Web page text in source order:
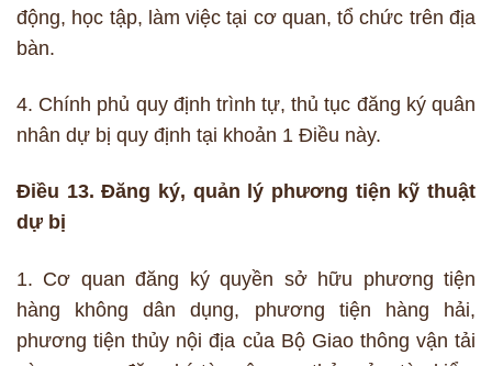
động, học tập, làm việc tại cơ quan, tổ chức trên địa
bàn.
4. Chính phủ quy định trình tự, thủ tục đăng ký quân
nhân dự bị quy định tại khoản 1 Điều này.
Điều 13. Đăng ký, quản lý phương tiện kỹ thuật
dự bị
1. Cơ quan đăng ký quyền sở hữu phương tiện
hàng không dân dụng, phương tiện hàng hải,
phương tiện thủy nội địa của Bộ Giao thông vận tải